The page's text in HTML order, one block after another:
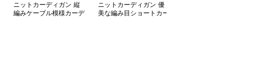
ニットカーディガン 縦
編みケーブル模様カーデ
ニットカーディガン 優
美な編み目ショートカー